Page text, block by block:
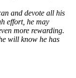
and devote all his
effort, he may
more rewarding.
will know he has